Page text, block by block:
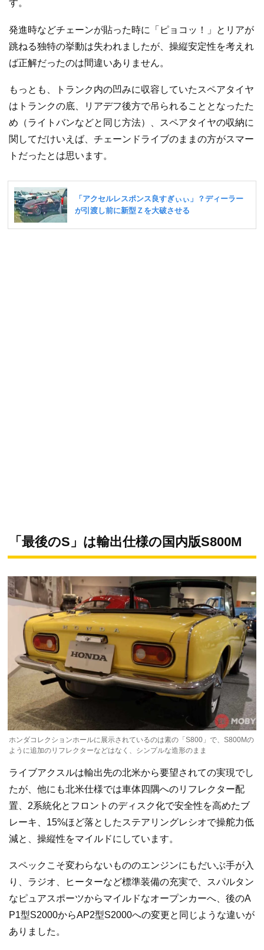
す。
発進時などチェーンが貼った時に「ピョコッ！」とリアが
跳ねる独特の挙動は失われましたが、操縦安定性を考えれ
ば正解だったのは間違いありません。
もっとも、トランク内の凹みに収容していたスペアタイヤ
はトランクの底、リアデフ後方で吊られることとなったた
め（ライトバンなどと同じ方法）、スペアタイヤの収納に
関してだけいえば、チェーンドライブのままの方がスマー
トだったとは思います。
「最後のS」は輸出仕様の国内版S800M
ホンダコレクションホールに展示されているのは素の「S800」で、S800Mの
ように追加のリフレクターなどはなく、シンプルな造形のまま
ライブアクスルは輸出先の北米から要望されての実現でし
たが、他にも北米仕様では車体四隅へのリフレクター配
置、2系統化とフロントのディスク化で安全性を高めたブ
レーキ、15%ほど落としたステアリングレシオで操舵力低
減と、操縦性をマイルドにしています。
スペックこそ変わらないもののエンジンにもだいぶ手が入
り、ラジオ、ヒーターなど標準装備の充実で、スパルタン
なピュアスポーツからマイルドなオープンカーへ、後のA
P1型S2000からAP2型S2000への変更と同じような違いが
ありました。